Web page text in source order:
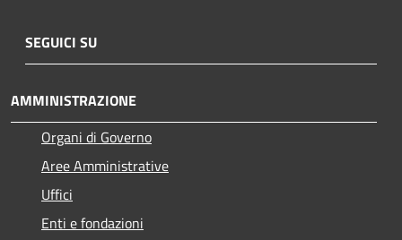
SEGUICI SU
AMMINISTRAZIONE
Organi di Governo
Aree Amministrative
Uffici
Enti e fondazioni